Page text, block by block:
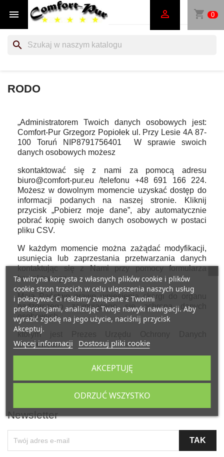
 shopping_cart 0

search
Ta witryna korzysta z własnych plików cookie i plików
cookie stron trzecich w celu ulepszenia naszych usług
i pokazywać Ci reklamy związane z Twoimi
preferencjami, analizując Twoje nawyki nawigacji. Aby
wyrazić zgodę na jego użycie, naciśnij przycisk
Akceptuj.
Więcej informacji Dostosuj pliki cookie
ODRZUĆ WSZYSTKO
AKCEPTUJĘ
RODO
„Administratorem Twoich danych osobowych jest:
Comfort-Pur Grzegorz Popiołek ul. Przy Lesie 4A 87-
100 Toruń NIP8791756401 W sprawie swoich
danych osobowych możesz
skontaktować się z nami za pomocą adresu
biuro@comfort-pur.eu /telefonu +48 691 166 224.
Możesz w dowolnym momencie uzyskać dostęp do
informacji podanych na naszej stronie. Kliknij
przycisk „Pobierz moje dane”, aby automatycznie
pobrać kopię swoich danych osobowych w postaci
pliku CSV.
W każdym momencie można zażądać modyfikacji,
usunięcia lub zaprzestania przetwarzania danych
kontaktując się z Nami przy pomocy formularza
kontaktowego
Mają Państwo prawo wniesienia skargi do organu
nadzorczego zajmującego się ochroną danych
osobowych,
którym jest Prezes Urzędu Ochrony Danych
Osobowych
Newsletter